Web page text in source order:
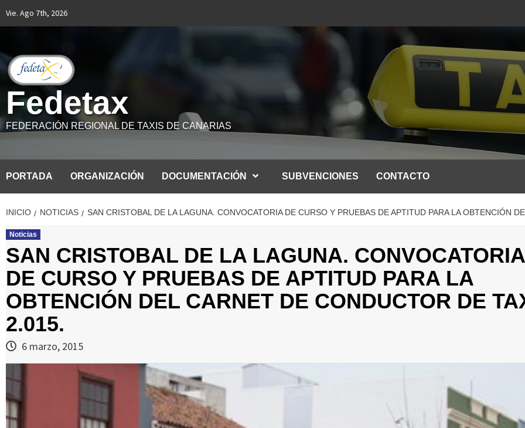
Vie. Ago 7th, 2026
Fedetax
FEDERACIÓN REGIONAL DE TAXIS DE CANARIAS
PORTADA ORGANIZACIÓN DOCUMENTACIÓN SUBVENCIONES CONTACTO
INICIO NOTICIAS SAN CRISTOBAL DE LA LAGUNA. CONVOCATORIA DE CURSO Y PRUEBAS DE APTITUD PARA LA OBTENCIÓN
Noticias
SAN CRISTOBAL DE LA LAGUNA. CONVOCATORIA
DE CURSO Y PRUEBAS DE APTITUD PARA LA
OBTENCIÓN DEL CARNET DE CONDUCTOR DE
2.015.
6 marzo, 2015